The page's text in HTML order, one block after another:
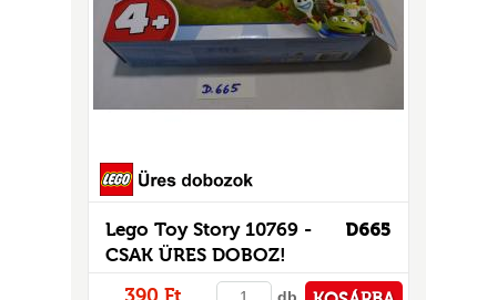
D665
Lego Toy Story 10769 -
CSAK ÜRES DOBOZ!
db